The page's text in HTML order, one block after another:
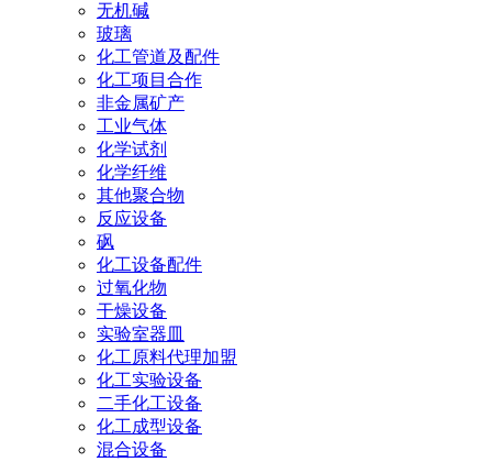
无机碱
玻璃
化工管道及配件
化工项目合作
非金属矿产
工业气体
化学试剂
化学纤维
其他聚合物
反应设备
砜
化工设备配件
过氧化物
干燥设备
实验室器皿
化工原料代理加盟
化工实验设备
二手化工设备
化工成型设备
混合设备